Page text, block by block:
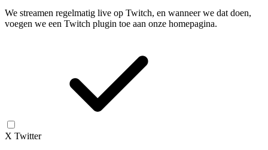
We streamen regelmatig live op Twitch, en wanneer we dat doen,
voegen we een Twitch plugin toe aan onze homepagina.
X Twitter